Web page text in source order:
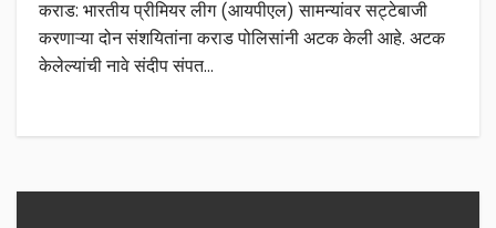
कराड: भारतीय प्रीमियर लीग (आयपीएल) सामन्यांवर सट्टेबाजी
करणाऱ्या दोन संशयितांना कराड पोलिसांनी अटक केली आहे. अटक
केलेल्यांची नावे संदीप संपत…